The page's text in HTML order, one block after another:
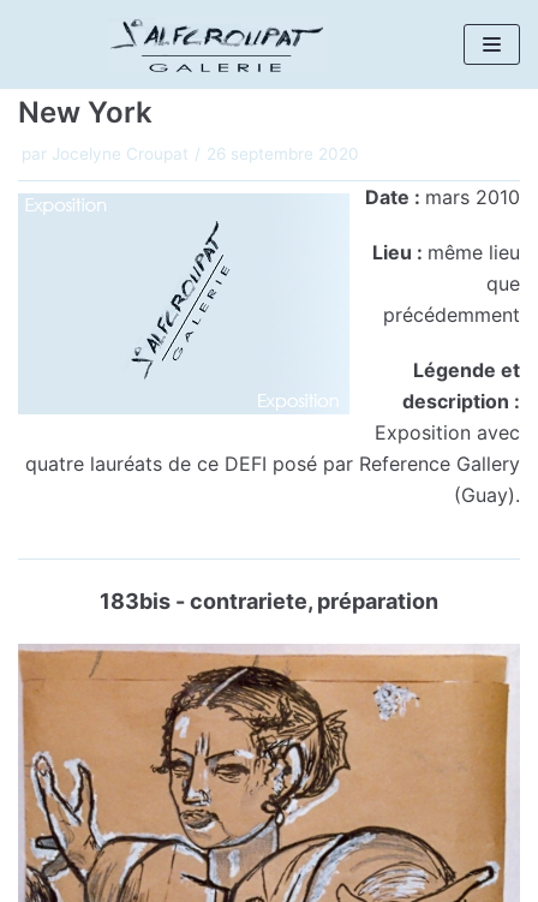
au
contenu
New York
par Jocelyne Croupat 26 septembre 2020
Date : mars 2010
Lieu : même lieu
que
précédemment
Légende et
description :
Exposition avec
quatre lauréats de ce DEFI posé par Reference Gallery
(Guay).
183bis - contrariete, préparation